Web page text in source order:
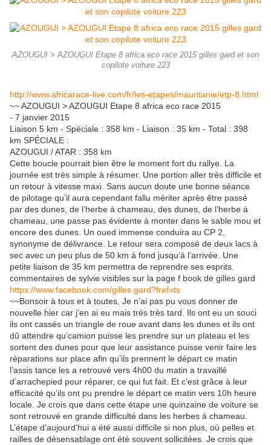
AZOUGUI > AZOUGUI Etape 8 africa eco race 2015 gilles gard et son
copilote voiture 223
http://www.africarace-live.com/fr/les-etapes/mauritanie/etp-8.html
~~ AZOUGUI > AZOUGUI Etape 8 africa eco race 2015
- 7 janvier 2015
Liaison 5 km - Spéciale : 358 km - Liaison : 35 km - Total : 398
km SPÉCIALE :
AZOUGUI / ATAR : 358 km
Cette boucle pourrait bien être le moment fort du rallye. La
journée est très simple à résumer. Une portion aller très difficile et
un retour à vitesse maxi. Sans aucun doute une bonne séance
de pilotage qu’il aura cependant fallu mériter après être passé
par des dunes, de l’herbe à chameau, des dunes, de l’herbe à
chameau, une passe pas évidente à monter dans le sable mou et
encore des dunes. Un oued immense conduira au CP 2,
synonyme de délivrance. Le retour sera composé de deux lacs à
sec avec un peu plus de 50 km à fond jusqu’à l’arrivée. Une
petite liaison de 35 km permettra de reprendre ses esprits.
commentaires de sylvie visibles sur la page f book de gilles gard
https://www.facebook.com/gilles.gard?fref=ts
~~Bonsoir à tous et à toutes, Je n’ai pas pu vous donner de
nouvelle hier car j’en ai eu mais très très tard. Ils ont eu un souci
ils ont cassés un triangle de roue avant dans les dunes et ils ont
dû attendre qu’camion puisse les prendre sur un plateau et les
sortent des dunes pour que leur assistance puisse venir faire les
réparations sur place afin qu’ils prennent le départ ce matin
l’assis tance les a retrouvé vers 4h00 du matin a travaillé
d’arrachepied pour réparer, ce qui fut fait. Et c’est grâce à leur
efficacité qu’ils ont pu prendre le départ ce matin vers 10h heure
locale. Je crois que dans cette étape une quinzaine de voiture se
sont retrouvé en grande difficulté dans les herbes à chameau.
L’étape d’aujourd’hui a été aussi difficile si non plus, où pelles et
railles de désensablage ont été souvent sollicitées. Je crois que